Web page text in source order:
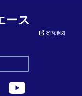
ース
案内地図